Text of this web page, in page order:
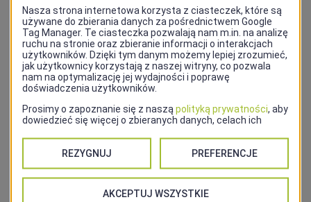
Europa Restaurant & Café